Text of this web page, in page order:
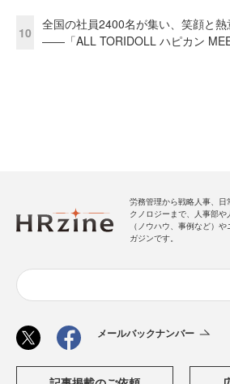
10
全国の社員2400名が集い、笑顔と
――「ALL TORIDOLL ハピカン
労務管理から戦略人事、
クノロジーまで、人事部
（ノウハウ、事例など）
ガジンです。
メールバックナンバー